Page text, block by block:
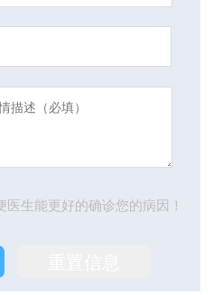
生能更好的确诊您的病因！